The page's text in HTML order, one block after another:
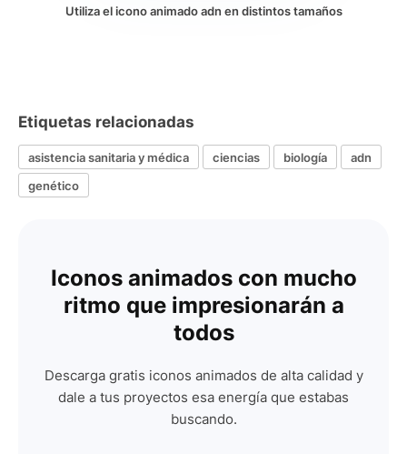
Utiliza el icono animado adn en distintos tamaños
Etiquetas relacionadas
asistencia sanitaria y médica ciencias biología
adn
genético
Iconos animados con mucho
ritmo que impresionarán a
todos
Descarga gratis iconos animados de alta calidad y
dale a tus proyectos esa energía que estabas
buscando.